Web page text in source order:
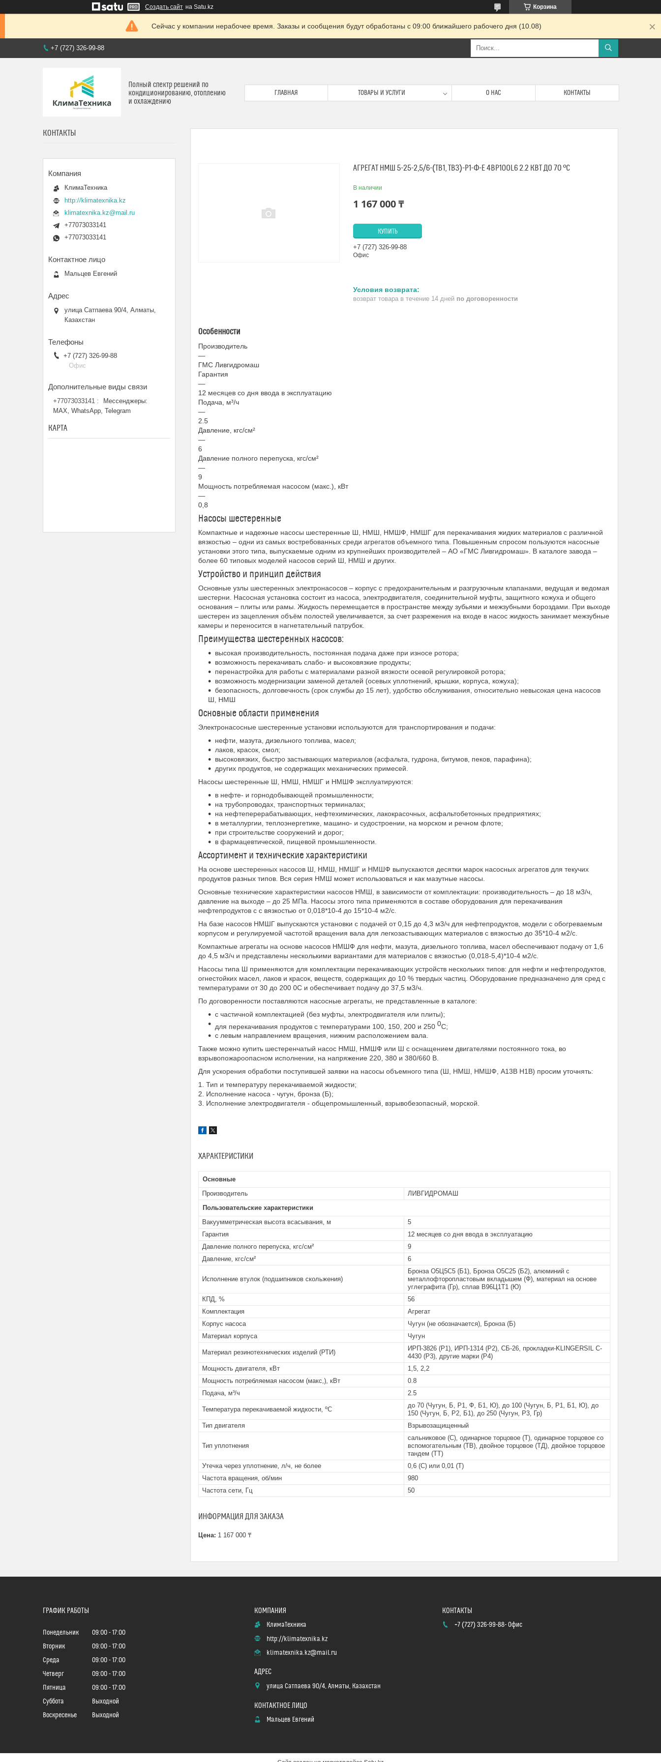
Создать сайт на Satu.kz Корзина
Сейчас у компании нерабочее время. Заказы и сообщения будут обработаны с 09:00 ближайшего рабочего дня (10.08)
+7 (727) 326-99-88
Полный спектр решений по
кондиционированию, отоплению
и охлаждению
ГЛАВНАЯ ТОВАРЫ И УСЛУГИ О НАС КОНТАКТЫ
АГРЕГАТ НMШ 5-25-2,5/6-(ТВ1, ТВ3)-Р1-Ф-E 4BP100L6 2.2 КВТ ДО 70 ºС
В наличии
1 167 000 ₸
КУПИТЬ
+7 (727) 326-99-88
Офис
возврат товара в течение 14 дней по договоренности
Особенности
Производитель
—
ГМС Ливгидромаш
Гарантия
—
12 месяцев со дня ввода в эксплуатацию
Подача, м³/ч
—
2.5
Давление, кгс/см²
—
6
Давление полного перепуска, кгс/см²
—
9
Мощность потребляемая насосом (макс.), кВт
—
0,8
Насосы шестеренные
Компактные и надежные насосы шестеренные Ш, НМШ, НМШФ, НМШГ для перекачивания жидких материалов с различной
вязкостью – одни из самых востребованных среди агрегатов объемного типа. Повышенным спросом пользуются насосные
установки этого типа, выпускаемые одним из крупнейших производителей – АО «ГМС Ливгидромаш». В каталоге завода –
более 60 типовых моделей насосов серий Ш, НМШ и других.
Устройство и принцип действия
Основные узлы шестеренных электронасосов – корпус с предохранительным и разгрузочным клапанами, ведущая и ведомая
шестерни. Насосная установка состоит из насоса, электродвигателя, соединительной муфты, защитного кожуха и общего
основания – плиты или рамы. Жидкость перемещается в пространстве между зубьями и межзубными бороздами. При выходе
шестерен из зацепления объём полостей увеличивается, за счет разрежения на входе в насос жидкость занимает межзубные
камеры и переносится в нагнетательный патрубок.
Преимущества шестеренных насосов:
высокая производительность, постоянная подача даже при износе ротора;
возможность перекачивать слабо- и высоковязкие продукты;
перенастройка для работы с материалами разной вязкости осевой регулировкой ротора;
возможность модернизации заменой деталей (осевых уплотнений, крышки, корпуса, кожуха);
безопасность, долговечность (срок службы до 15 лет), удобство обслуживания, относительно невысокая цена насосов
Ш, НМШ
Основные области применения
Электронасосные шестеренные установки используются для транспортирования и подачи:
нефти, мазута, дизельного топлива, масел;
лаков, красок, смол;
высоковязких, быстро застывающих материалов (асфальта, гудрона, битумов, пеков, парафина);
других продуктов, не содержащих механических примесей.
Насосы шестеренные Ш, НМШ, НМШГ и НМШФ эксплуатируются:
в нефте- и горнодобывающей промышленности;
на трубопроводах, транспортных терминалах;
на нефтеперерабатывающих, нефтехимических, лакокрасочных, асфальтобетонных предприятиях;
в металлургии, теплоэнергетике, машино- и судостроении, на морском и речном флоте;
при строительстве сооружений и дорог;
в фармацевтической, пищевой промышленности.
Ассортимент и технические характеристики
На основе шестеренных насосов Ш, НМШ, НМШГ и НМШФ выпускаются десятки марок насосных агрегатов для текучих
продуктов разных типов. Вся серия НМШ может использоваться и как мазутные насосы.
Основные технические характеристики насосов НМШ, в зависимости от комплектации: производительность – до 18 м3/ч,
давление на выходе – до 25 МПа. Насосы этого типа применяются в составе оборудования для перекачивания
нефтепродуктов с с вязкостью от 0,018*10-4 до 15*10-4 м2/с.
На базе насосов НМШГ выпускаются установки с подачей от 0,15 до 4,3 м3/ч для нефтепродуктов, модели с обогреваемым
корпусом и регулируемой частотой вращения вала для легкозастывающих материалов с вязкостью до 35*10-4 м2/с.
Компактные агрегаты на основе насосов НМШФ для нефти, мазута, дизельного топлива, масел обеспечивают подачу от 1,6
до 4,5 м3/ч и представлены несколькими вариантами для материалов с вязкостью (0,018-5,4)*10-4 м2/с.
Насосы типа Ш применяются для комплектации перекачивающих устройств нескольких типов: для нефти и нефтепродуктов,
огнестойких масел, лаков и красок, веществ, содержащих до 10 % твердых частиц. Оборудование предназначено для сред с
температурами от 30 до 200 0С и обеспечивает подачу до 37,5 м3/ч.
По договоренности поставляются насосные агрегаты, не представленные в каталоге:
с частичной комплектацией (без муфты, электродвигателя или плиты);
для перекачивания продуктов с температурами 100, 150, 200 и 250 0С;
с левым направлением вращения, нижним расположением вала.
Также можно купить шестеренчатый насос НМШ, НМШФ или Ш с оснащением двигателями постоянного тока, во
взрывопожароопасном исполнении, на напряжение 220, 380 и 380/660 В.
Для ускорения обработки поступившей заявки на насосы объемного типа (Ш, НМШ, НМШФ, А13В Н1В) просим уточнять:
1. Тип и температуру перекачиваемой жидкости;
2. Исполнение насоса - чугун, бронза (Б);
3. Исполнение электродвигателя - общепромышленный, взрывобезопасный, морской.
ХАРАКТЕРИСТИКИ
Основные
Производитель
ЛИВГИДРОМАШ
Пользовательские характеристики
Вакуумметрическая высота всасывания, м
5
Гарантия
12 месяцев со дня ввода в эксплуатацию
Давление полного перепуска, кгс/см²
9
Давление, кгс/см²
6
Исполнение втулок (подшипников скольжения)
Бронза О5Ц5С5 (Б1), Бронза О5С25 (Б2), алюминий с
металлофторопластовым вкладышем (Ф), материал на основе
углеграфита (Гр), сплав B96Ц1Т1 (Ю)
КПД, %
56
Комплектация
Агрегат
Корпус насоса
Чугун (не обозначается), Бронза (Б)
Материал корпуса
Чугун
Материал резинотехнических изделий (РТИ)
ИРП-3826 (Р1), ИРП-1314 (Р2), СБ-26, прокладки-KLINGERSIL C-
4430 (Р3), другие марки (Р4)
Мощность двигателя, кВт
1,5, 2,2
Мощность потребляемая насосом (макс,), кВт
0.8
Подача, м³/ч
2.5
Температура перекачиваемой жидкости, ºС
до 70 (Чугун, Б, Р1, Ф, Б1, Ю), до 100 (Чугун, Б, Р1, Б1, Ю), до
150 (Чугун, Б, Р2, Б1), до 250 (Чугун, Р3, Гр)
Тип двигателя
Взрывозащищенный
Тип уплотнения
сальниковое (С), одинарное торцовое (Т), одинарное торцовое со
вспомогательным (ТВ), двойное торцовое (ТД), двойное торцовое
тандем (ТТ)
Утечка через уплотнение, л/ч, не более
0,6 (С) или 0,01 (Т)
Частота вращения, об/мин
980
Частота сети, Гц
50
ИНФОРМАЦИЯ ДЛЯ ЗАКАЗА
Цена: 1 167 000 ₸
КОНТАКТЫ
КлимаТехника
http://klimatexnika.kz
klimatexnika.kz@mail.ru
+77073033141
+77073033141
Мальцев Евгений
улица Сатпаева 90/4, Алматы,
Казахстан
+7 (727) 326-99-88
Офис
+77073033141
Мессенджеры:
MAX, WhatsApp, Telegram
КАРТА
ГРАФИК РАБОТЫ
Понедельник 09:00
17:00
Вторник
09:00
17:00
Среда
09:00
17:00
Четверг
09:00
17:00
Пятница
09:00
17:00
Суббота
Выходной
Воскресенье
Выходной
КлимаТехника
http://klimatexnika.kz
klimatexnika.kz@mail.ru
улица Сатпаева 90/4, Алматы, Казахстан
Мальцев Евгений
+7 (727) 326-99-88 Офис